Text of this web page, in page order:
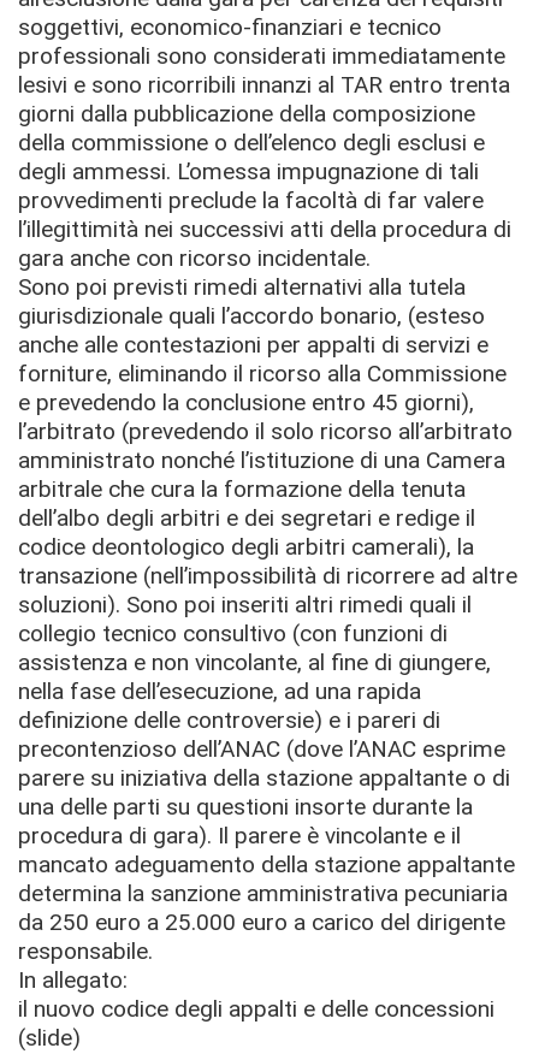
soggettivi, economico-finanziari e tecnico
professionali sono considerati immediatamente
lesivi e sono ricorribili innanzi al TAR entro trenta
giorni dalla pubblicazione della composizione
della commissione o dell’elenco degli esclusi e
degli ammessi. L’omessa impugnazione di tali
provvedimenti preclude la facoltà di far valere
l’illegittimità nei successivi atti della procedura di
gara anche con ricorso incidentale.
Sono poi previsti rimedi alternativi alla tutela
giurisdizionale quali l’accordo bonario, (esteso
anche alle contestazioni per appalti di servizi e
forniture, eliminando il ricorso alla Commissione
e prevedendo la conclusione entro 45 giorni),
l’arbitrato (prevedendo il solo ricorso all’arbitrato
amministrato nonché l’istituzione di una Camera
arbitrale che cura la formazione della tenuta
dell’albo degli arbitri e dei segretari e redige il
codice deontologico degli arbitri camerali), la
transazione (nell’impossibilità di ricorrere ad altre
soluzioni). Sono poi inseriti altri rimedi quali il
collegio tecnico consultivo (con funzioni di
assistenza e non vincolante, al fine di giungere,
nella fase dell’esecuzione, ad una rapida
definizione delle controversie) e i pareri di
precontenzioso dell’ANAC (dove l’ANAC esprime
parere su iniziativa della stazione appaltante o di
una delle parti su questioni insorte durante la
procedura di gara). Il parere è vincolante e il
mancato adeguamento della stazione appaltante
determina la sanzione amministrativa pecuniaria
da 250 euro a 25.000 euro a carico del dirigente
responsabile.
In allegato:
il nuovo codice degli appalti e delle concessioni
(slide)